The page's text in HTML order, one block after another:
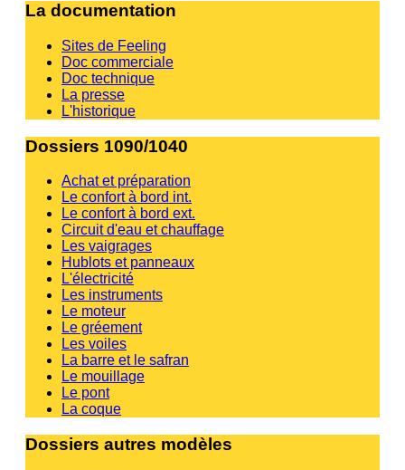
La documentation
Sites de Feeling
Doc commerciale
Doc technique
La presse
L'historique
Dossiers 1090/1040
Achat et préparation
Le confort à bord int.
Le confort à bord ext.
Circuit d'eau et chauffage
Les vaigrages
Hublots et panneaux
L'électricité
Les instruments
Le moteur
Le gréement
Les voiles
La barre et le safran
Le mouillage
Le pont
La coque
Dossiers autres modèles